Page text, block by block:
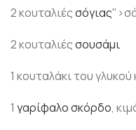
2 κουταλιέςσόγιας
2 κουταλιέςσουσάμι
1 κουταλάκι του
1 γαρίφαλοσκόρδο,